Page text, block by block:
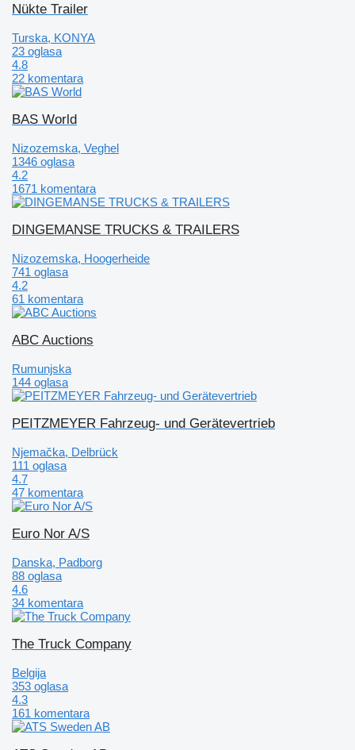
Nükte Trailer
Turska, KONYA
23 oglasa
4.8
22 komentara
BAS World
Nizozemska, Veghel
1346 oglasa
4.2
1671 komentara
DINGEMANSE TRUCKS & TRAILERS
Nizozemska, Hoogerheide
741 oglasa
4.2
61 komentara
ABC Auctions
Rumunjska
144 oglasa
PEITZMEYER Fahrzeug- und Gerätevertrieb
Njemačka, Delbrück
111 oglasa
4.7
47 komentara
Euro Nor A/S
Danska, Padborg
88 oglasa
4.6
34 komentara
The Truck Company
Belgija
353 oglasa
4.3
161 komentara